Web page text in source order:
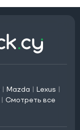
| Mazda | Lexus |
| Смотреть все